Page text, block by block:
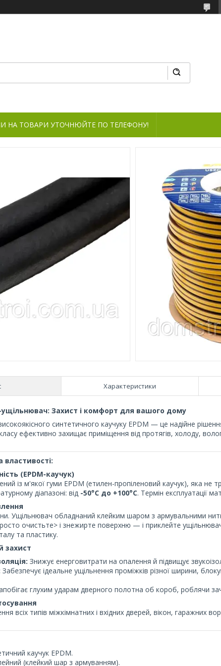
НА ТОВАРИ УТОЧНЮЙТЕ ПО ТЕЛЕФОНУ!
Характеристики
Захист і комфорт для вашого дому
синтетичного каучуку EPDM — це надійне
ефективно захищає приміщення від протягів, холоду,
властивості:
(EPDM-каучук)
із м'якої гуми EPDM (етилен-пропіленовий каучук), яка не
діапазоні: від -50°С до +100°С. Термін експлуатації
Ущільнювач обладнаний клейким шаром з армувальними
очистьте> і знежирте поверхню — і приклейте
та пластику.
захист
Знижує енерговитрати на опалення й підвищує
Забезпечує ідеальне ущільнення проміжків різної ширини,
глухим ударам дверного полотна об короб, роблячи
всіх типів міжкімнатних і вхідних дверей, вікон, гаражних
каучук EPDM.
(клейкий шар з армуванням).